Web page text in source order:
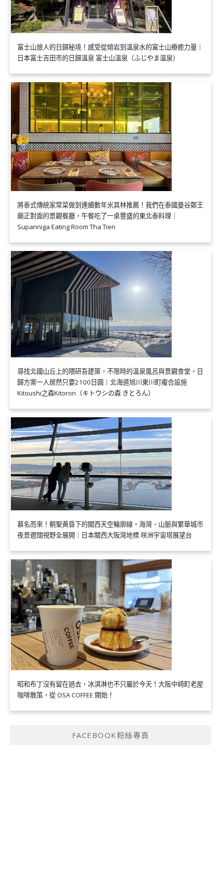
富士山旅人的日歸秘境！感受從熔岩到溫泉水的富士山療癒力量｜
日本富士吉田市的日歸溫泉 富士山溫泉（ふじやま温泉）
將泰式傳統家常菜做到連續數年米其林推薦！我們在泰國曼谷鄭王
廟正對面的景觀餐廳，午餐吃了一桌豐盛的東北泰料理｜
Supanniga Eating Room Tha Tien
尋找北國山丘上的隈研吾建築，不限時的溫泉風呂與景觀食堂，日
歸方案一人居然只要2100日圓｜北海道旭川東川町複合設施
Kitoushi之森Kitoron（キトウシの森 きとろん）
慕名而來！朝聖黃昏下的關西天空輪廓線，海灣、山脈與繁華城市
夜景遼闊視野全展開｜日本關西大阪灣地標 咲洲宇宙塔展望台
昭和布丁沒有留在過去，冰淇淋也不只屬於今天！大阪中崎町老屋
咖啡散策，從 OSA COFFEE 開始！
FACEBOOK粉絲專頁